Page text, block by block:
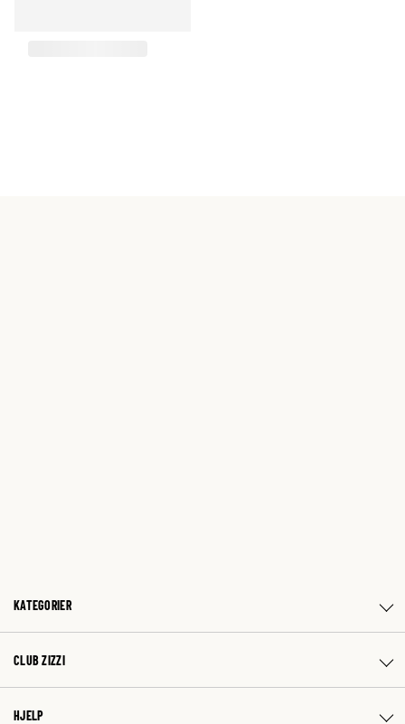
KATEGORIER
CLUB ZIZZI
HJELP